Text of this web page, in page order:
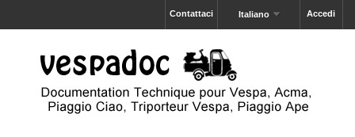
Accedi
Italiano
Contattaci